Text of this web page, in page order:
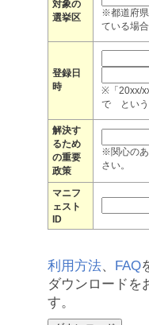
対象の
選挙区
※都道府県
ている場合
登録日
時
※「20xx/
で という
解決す
るため
の重要
政策
※関心のあ
さい。
マニフ
ェスト
ID
利用方法、 FAQ
ダウンロードを
す。